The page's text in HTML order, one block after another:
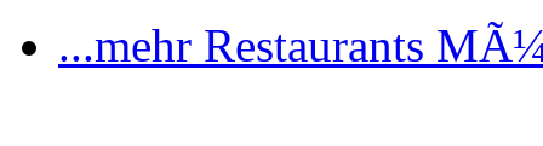
...mehr Restaurants